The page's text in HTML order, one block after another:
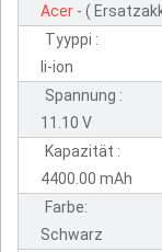
Acer - (
Tyyppi :
li-ion
Spannung :
11.10 V
Kapazität :
4400.00 mAh
Farbe:
Schwarz